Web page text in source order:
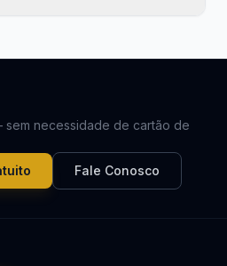
necessidade de cartão de
Fale Conosco